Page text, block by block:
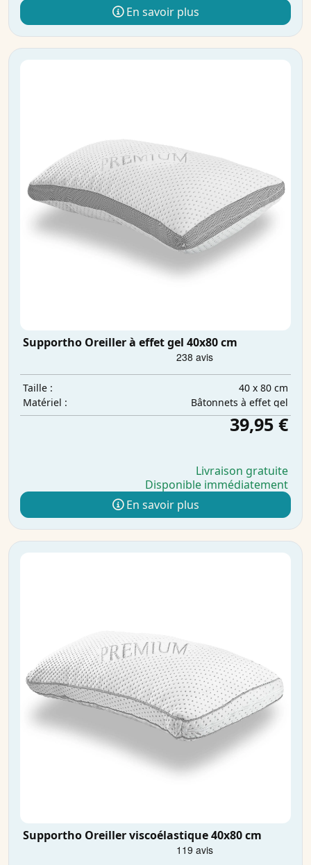
En savoir plus
Supportho Oreiller à effet gel 40x80 cm
Taille :
40 x 80 cm
Matériel :
Bâtonnets à effet gel
39,95 €
Livraison gratuite
Disponible immédiatement
En savoir plus
Supportho Oreiller viscoélastique 40x80 cm